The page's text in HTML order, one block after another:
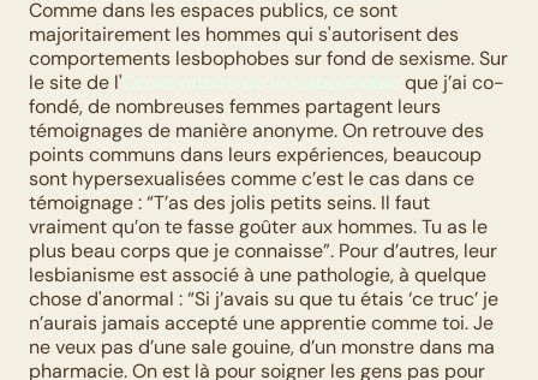
Comme dans les espaces publics, ce sont
majoritairement les hommes qui s'autorisent des
comportements lesbophobes sur fond de sexisme. Sur
le site de l'
que j’ai co-
fondé, de nombreuses femmes partagent leurs
témoignages de manière anonyme. On retrouve des
points communs dans leurs expériences, beaucoup
sont hypersexualisées comme c’est le cas dans ce
témoignage : “T’as des jolis petits seins. Il faut
vraiment qu’on te fasse goûter aux hommes. Tu as le
plus beau corps que je connaisse”. Pour d’autres, leur
lesbianisme est associé à une pathologie, à quelque
chose d'anormal : “Si j’avais su que tu étais ‘ce truc’ je
n’aurais jamais accepté une apprentie comme toi. Je
ne veux pas d’une sale gouine, d’un monstre dans ma
pharmacie. On est là pour soigner les gens pas pour